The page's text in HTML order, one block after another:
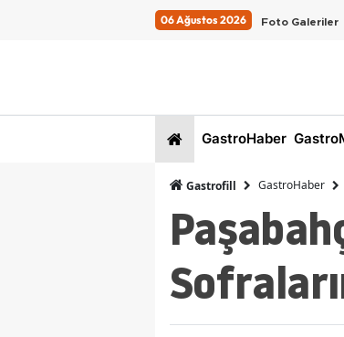
06 Ağustos 2026 Foto Galeriler
GastroHaber
Gastrofill GastroHaber